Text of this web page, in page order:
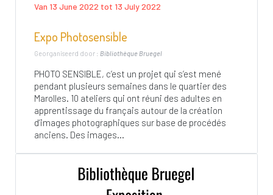
Van 13 June 2022 tot 13 July 2022
Expo Photosensible
Georganiseerd door : Bibliothèque Bruegel
PHOTO SENSIBLE, c’est un projet qui s’est mené
pendant plusieurs semaines dans le quartier des
Marolles. 10 ateliers qui ont réuni des adultes en
apprentissage du français autour de la création
d’images photographiques sur base de procédés
anciens. Des images...